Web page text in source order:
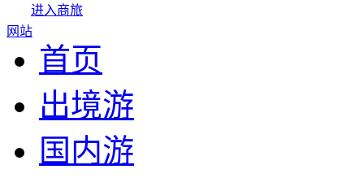
进入商旅
网站
首页
出境游
国内游